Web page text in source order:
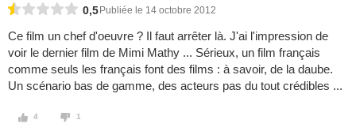
0,5 Publiée le 14 octobre 2012
Ce film un chef d'oeuvre ? Il faut arrêter là. J'ai l'impression de
voir le dernier film de Mimi Mathy ... Sérieux, un film français
comme seuls les français font des films : à savoir, de la daube.
Un scénario bas de gamme, des acteurs pas du tout crédibles ...
4 1